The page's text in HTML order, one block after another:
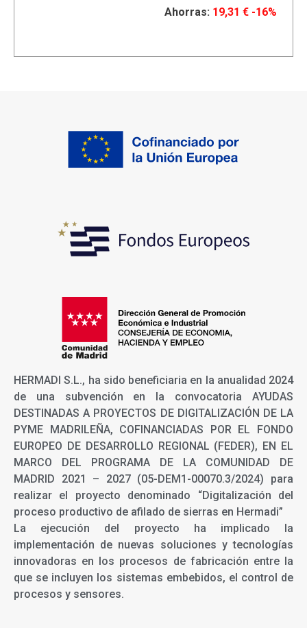
Ahorras: 19,31 € -16%
HERMADI S.L., ha sido beneficiaria en la anualidad 2024
de una subvención en la convocatoria AYUDAS
DESTINADAS A PROYECTOS DE DIGITALIZACIÓN DE LA
PYME MADRILEÑA, COFINANCIADAS POR EL FONDO
EUROPEO DE DESARROLLO REGIONAL (FEDER), EN EL
MARCO DEL PROGRAMA DE LA COMUNIDAD DE
MADRID 2021 – 2027 (05-DEM1-00070.3/2024) para
realizar el proyecto denominado “Digitalización del
proceso productivo de afilado de sierras en Hermadi”
La ejecución del proyecto ha implicado la
implementación de nuevas soluciones y tecnologías
innovadoras en los procesos de fabricación entre la
que se incluyen los sistemas embebidos, el control de
procesos y sensores.